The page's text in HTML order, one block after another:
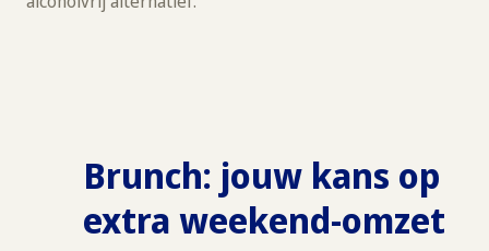
Brunch: jouw kans op
extra weekend-omzet